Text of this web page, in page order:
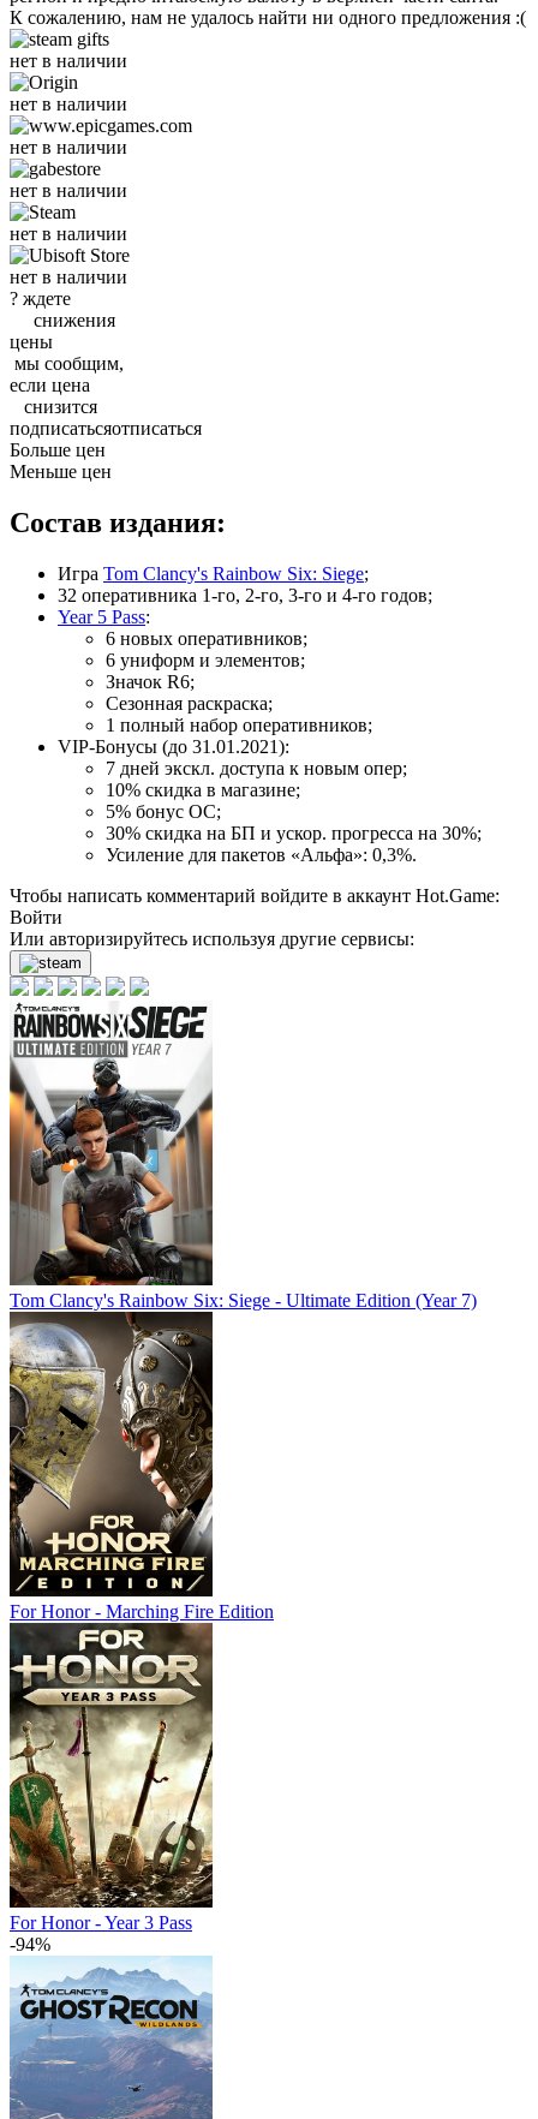
К сожалению, нам не удалось найти ни одного предложения :(
нет в наличии
нет в наличии
нет в наличии
нет в наличии
нет в наличии
нет в наличии
? ждете
снижения
цены
мы сообщим,
если цена
снизится
подписатьсяотписаться
Больше цен
Меньше цен
Состав издания:
Игра Tom Clancy's Rainbow Six: Siege;
32 оперативника 1-го, 2-го, 3-го и 4-го годов;
Year 5 Pass:
6 новых оперативников;
6 униформ и элементов;
Значок R6;
Сезонная раскраска;
1 полный набор оперативников;
VIP-Бонусы (до 31.01.2021):
7 дней экскл. доступа к новым опер;
10% скидка в магазине;
5% бонус ОС;
30% скидка на БП и ускор. прогресса на 30%;
Усиление для пакетов «Альфа»: 0,3%.
Чтобы написать комментарий войдите в аккаунт Hot.Game:
Войти
Или авторизируйтесь используя другие сервисы:
Tom Clancy's Rainbow Six: Siege - Ultimate Edition (Year 7)
For Honor - Marching Fire Edition
For Honor - Year 3 Pass
-94%